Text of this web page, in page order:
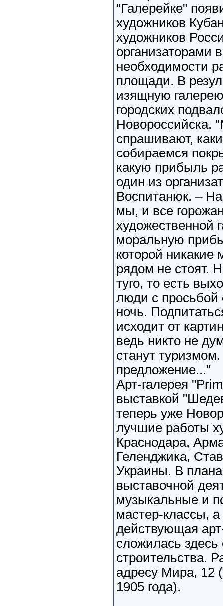
"Галерейке"
художников
художников
организаторами
необходимости
площади. В
изящную
городских
Новороссийска.
спрашивают,
собираемся
какую прибыль
один из
Воспитанюк. –
мы, и все
художественной
моральную
которой никакие
рядом не стоят.
туго, то есть
люди с просьбой
ночь.
исходит от
ведь никто не
станут
предложение..."
Арт-галерея
выставкой
теперь уже
лучшие работы
Краснодара,
Геленджика,
Украины. В
выставочной
музыкальные и
мастер-классы, а
действующая
сложилась
строительства.
адресу Мира, 12
1905 года).